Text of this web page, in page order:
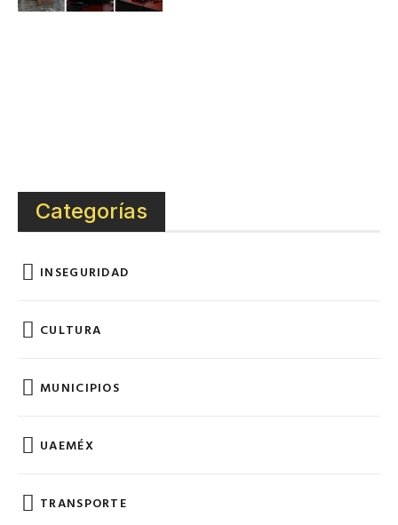
Categorías
INSEGURIDAD
CULTURA
MUNICIPIOS
UAEMÉX
TRANSPORTE